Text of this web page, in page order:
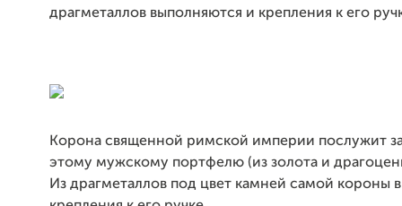
драгметаллов выполняются и крепления к его
Корона священной римской империи послужит
этому мужскому портфелю (из золота и
Из драгметаллов под цвет камней самой короны